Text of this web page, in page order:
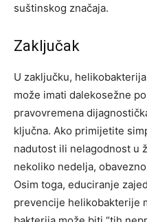
suštinskog značaja.
Zaključak
U zaključku,
može imati dalekosežne
pravovremena
ključna. Ako primijetite
nadutost ili nelagodnost u
nekoliko nedelja,
Osim toga, educiranje
prevencije helikobakterije